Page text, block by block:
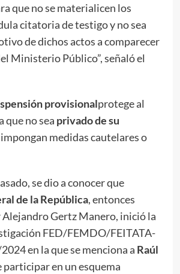
que no se materialicen los
citatoria de testigo y no sea
de dichos actos a comparecer
Ministerio Público”, señaló el
provisionalprotege al
que no sea privado de su
impongan medidas cautelares o
se dio a conocer que
de la República, entonces
Alejandro Gertz Manero, inició la
FED/FEMDO/FEITATA-
en la que se menciona a Raúl
participar en un esquema